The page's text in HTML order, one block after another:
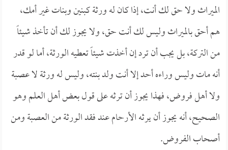
الميراث ولا حق لك أنت، إذا كان له ورثة كبنين وبنات غير أمك،
هم أحق بالميراث وليس لك أنت حق، ولا يجوز لك أن تأخذ شيئاً
من التركة، بل يجب أن ترد إن أخذت شيئاً تعطيه الورثة، أما لو قدر
أنه مات وليس وراءه أحد إلا أنت ولد بنته، وليس له ورثة لا عصبة
ولا أهل فروض، فهذا يجوز أن ترثه على قول بعض أهل العلم وهو
الصحيح، أنه يجوز أن يرثه الأرحام عند فقد الورثة من العصبة ومن
أصحاب الفروض.